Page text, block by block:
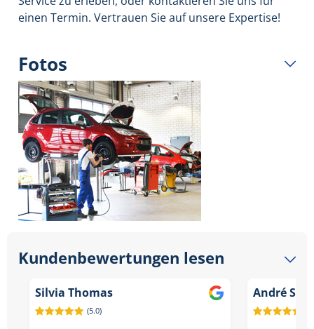
einen Termin. Vertrauen Sie auf unsere Expertise!
Fotos
Kundenbewertungen lesen
Silvia Thomas
(5.0)
André